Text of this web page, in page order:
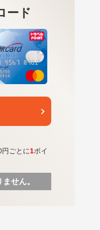
ード
ごとに1ポイ
せん。